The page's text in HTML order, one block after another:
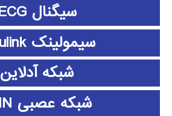
سیگنال ECG
سیمولینک simulink
شبکه آدلاین
شبکه عصبی CNN